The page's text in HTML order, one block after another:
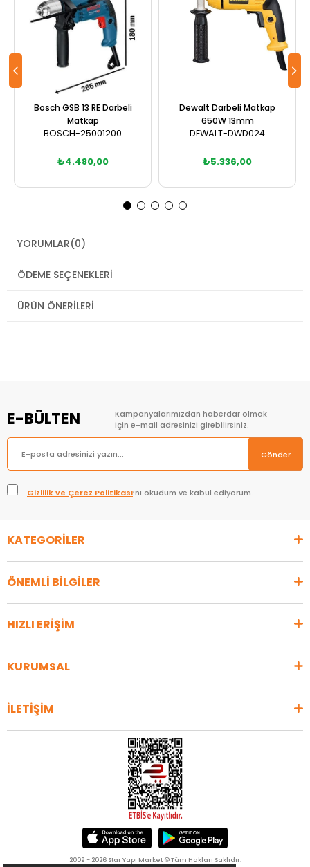
Bosch GSB 13 RE Darbeli
Matkap
BOSCH-25001200
₺4.480,00
Dewalt Darbeli Matkap
650W 13mm
DEWALT-DWD024
₺5.336,00
YORUMLAR(0)
ÖDEME SEÇENEKLERI
ÜRÜN ÖNERILERI
E-BÜLTEN
Kampanyalarımızdan haberdar olmak
için e-mail adresinizi girebilirsiniz.
Gönder
Gizlilik ve Çerez Politikası’nı okudum ve kabul ediyorum.
KATEGORİLER
ÖNEMLİ BİLGİLER
HIZLI ERİŞİM
KURUMSAL
İLETİŞİM
2009 - 2026 Star Yapı Market © Tüm Hakları Saklıdır.